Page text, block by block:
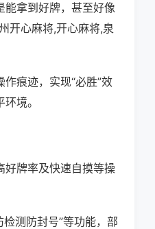
能拿到好牌，甚至好像
开心麻将,开心麻将,泉
痕迹，实现“必胜”效
境。
好牌率及快速自摸等操
测防封号”等功能，部